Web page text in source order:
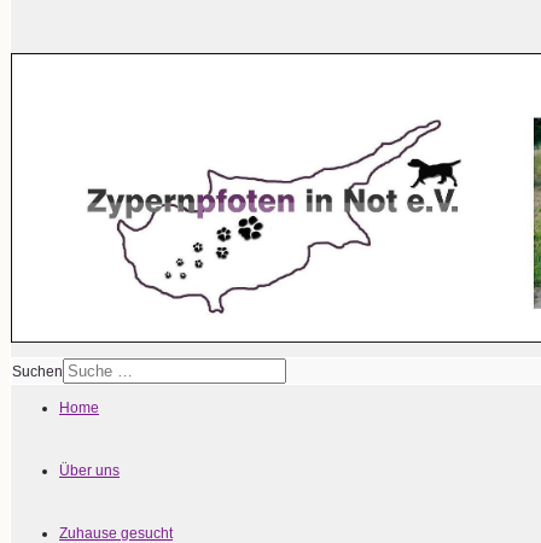
Suchen
Home
Über uns
Zuhause gesucht